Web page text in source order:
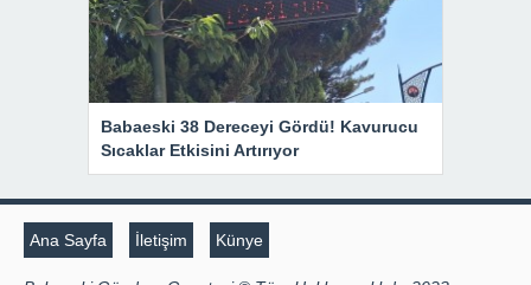
Babaeski 38 Dereceyi Gördü! Kavurucu
Sıcaklar Etkisini Artırıyor
Ana Sayfa İletişim Künye